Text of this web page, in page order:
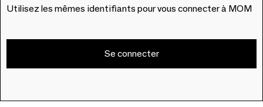
Utilisez les mêmes identifiants pour vous connecter à MOM
Se connecter